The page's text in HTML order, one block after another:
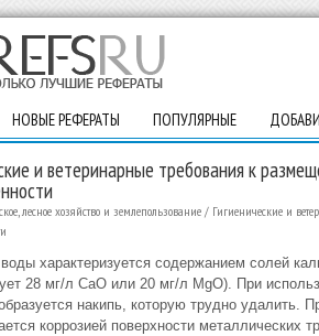
НОВЫЕ РЕФЕРАТЫ ПОПУЛЯРНЫЕ
и ветеринарные требования к
лесное хозяйство и землепользование/ Гигиенические и
характеризуется содержанием солей
28 мг/л СаО или 20 мг/л MgO). При
накипь, которую трудно
коррозией поверхности металлических